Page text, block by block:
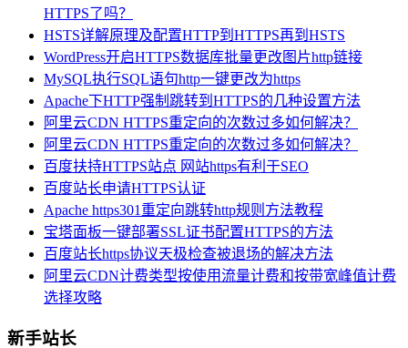
HTTPS了吗？
HSTS详解原理及配置HTTP到HTTPS再到HSTS
WordPress开启HTTPS数据库批量更改图片http链接
MySQL执行SQL语句http一键更改为https
Apache下HTTP强制跳转到HTTPS的几种设置方法
阿里云CDN HTTPS重定向的次数过多如何解决？
阿里云CDN HTTPS重定向的次数过多如何解决？
百度扶持HTTPS站点 网站https有利于SEO
百度站长申请HTTPS认证
Apache https301重定向跳转http规则方法教程
宝塔面板一键部署SSL证书配置HTTPS的方法
百度站长https协议天极检查被退场的解决方法
阿里云CDN计费类型按使用流量计费和按带宽峰值计费
选择攻略
新手站长